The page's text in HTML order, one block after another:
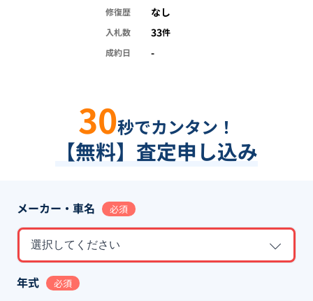
修復歴
なし
入札数 33件
成約日
-
30秒でカンタン！
【無料】査定申し込み
メーカー・車名 必須
選択してください
年式 必須